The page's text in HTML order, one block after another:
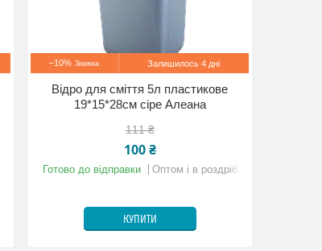
–10% Залишилось 4 дні
Відро для сміття 5л пластикове
19*15*28см сіре Алеана
111 ₴
100 ₴
Готово до відправки Оптом і в роздріб
КУПИТИ